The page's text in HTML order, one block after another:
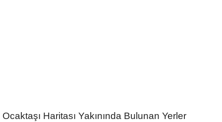
Ocaktaşı Haritası Yakınında Bulunan Yerler